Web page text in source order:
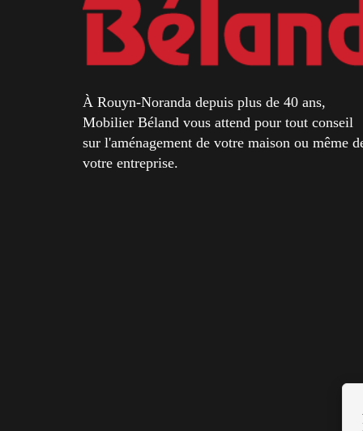
À Rouyn-Noranda depuis plus de 40 ans,
Mobilier Béland vous attend pour tout conseil
sur l'aménagement de votre maison ou même
votre entreprise.